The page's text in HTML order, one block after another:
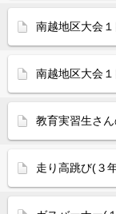
南越地区大会
南越地区大会
教育実習生さ
走り高跳び(３